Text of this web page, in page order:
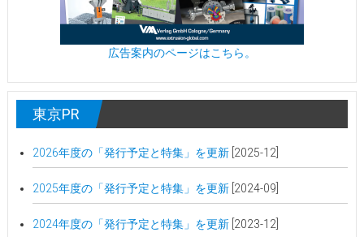
広告案内のページはこちら。
東京PR
2026年度の「発行予定と特集」を更新[2025-12]
2025年度の「発行予定と特集」を更新[2024-09]
2024年度の「発行予定と特集」を更新[2023-12]